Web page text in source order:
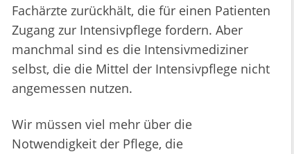
Fachärzte zurückhält, die für einen Patienten
Zugang zur Intensivpflege fordern. Aber
manchmal sind es die Intensivmediziner
selbst, die die Mittel der Intensivpflege nicht
angemessen nutzen.
Wir müssen viel mehr über die
Notwendigkeit der Pflege, die